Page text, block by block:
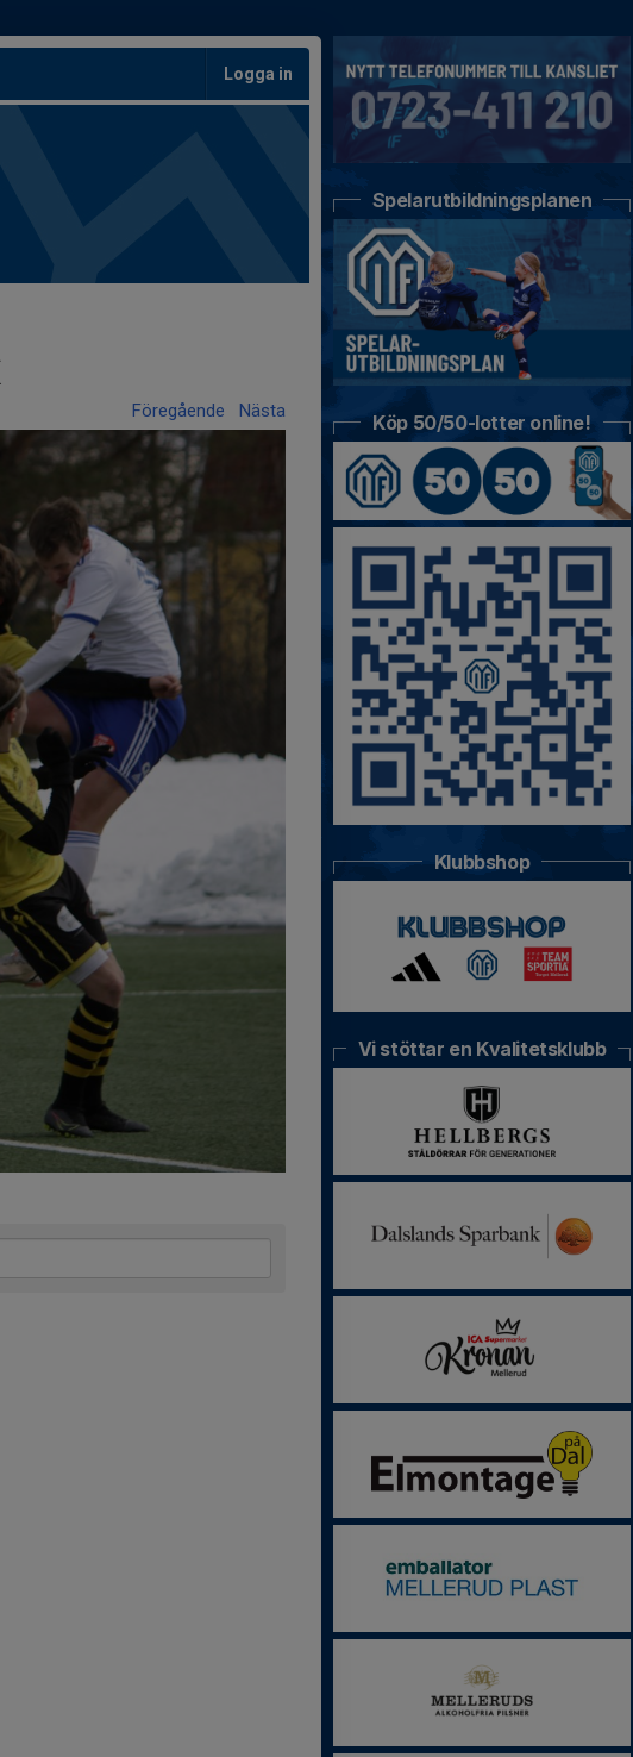
Logga in
Föregående Nästa
Spelarutbildningsplanen
Köp 50/50-lotter online!
Klubbshop
Vi stöttar en Kvalitetsklubb